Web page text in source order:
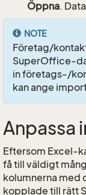
Öppna.
NOTE
Företag/
SuperOffice-
in företags-/
kan ange
Anpassa
Eftersom Excel-
få till väldigt
kolumnerna med
kopplade till rätt